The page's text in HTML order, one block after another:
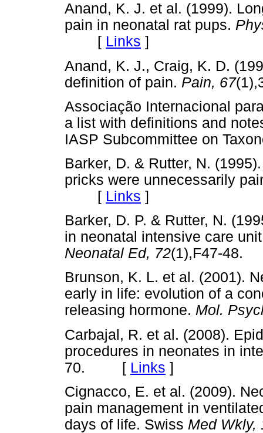
Anand, K. J. et al. (1999).
pain in neonatal rat pups.
[ Links ]
Anand, K. J., Craig, K. D.
definition of pain. Pain, 67
Associação Internacional
a list with definitions and
IASP Subcommittee on
Barker, D. & Rutter, N.
pricks were unnecessarily
[ Links ]
Barker, D. P. & Rutter, N.
in neonatal intensive care
Neonatal Ed, 72(1),F47-
Brunson, K. L. et al. (2001).
early in life: evolution of a
releasing hormone. Mol.
Carbajal, R. et al. (2008).
procedures in neonates in
70. [ Links ]
Cignacco, E. et al. (2009).
pain management in
days of life. Swiss Med Wkly,